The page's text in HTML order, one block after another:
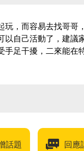
，而容易去找哥哥
自己活動了，建議
足干擾，二來能在
話題 回應